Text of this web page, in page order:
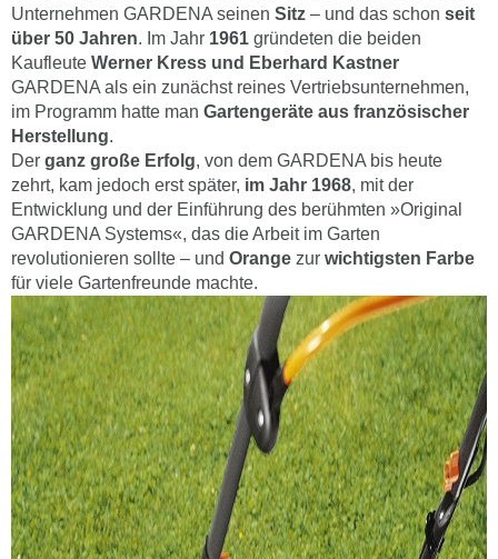
Unternehmen GARDENA seinen Sitz – und das schon seit
über 50 Jahren. Im Jahr 1961 gründeten die beiden
Kaufleute Werner Kress und Eberhard Kastner
GARDENA als ein zunächst reines Vertriebsunternehmen,
im Programm hatte man Gartengeräte aus französischer
Herstellung.
Der ganz große Erfolg, von dem GARDENA bis heute
zehrt, kam jedoch erst später, im Jahr 1968, mit der
Entwicklung und der Einführung des berühmten »Original
GARDENA Systems«, das die Arbeit im Garten
revolutionieren sollte – und Orange zur wichtigsten Farbe
für viele Gartenfreunde machte.